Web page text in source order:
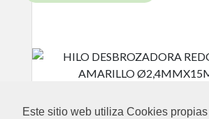
Este sitio web utiliza Cookies